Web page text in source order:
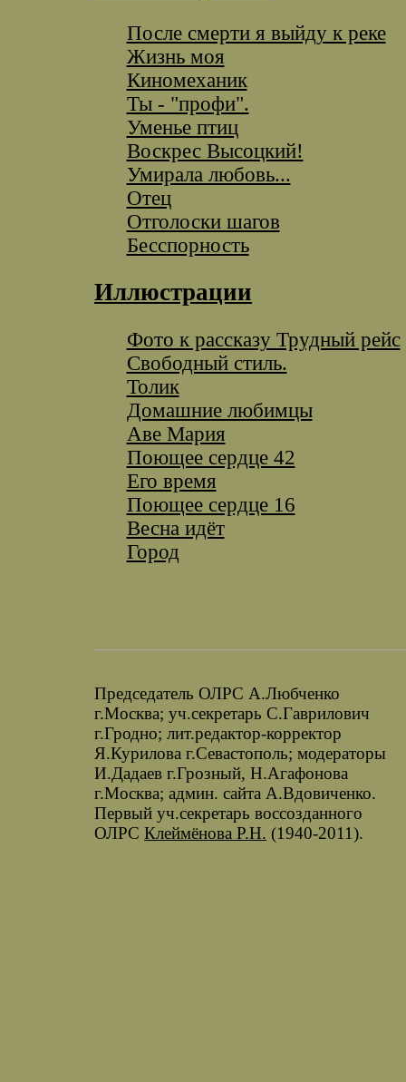
После смерти я выйду к реке
Жизнь моя
Киномеханик
Ты - "профи".
Уменье птиц
Воскрес Высоцкий!
Умирала любовь...
Отец
Отголоски шагов
Бесспорность
Иллюстрации
Фото к рассказу Трудный рейс
Свободный стиль.
Толик
Домашние любимцы
Аве Мария
Поющее сердце 42
Его время
Поющее сердце 16
Весна идёт
Город
Председатель ОЛРС А.Любченко
г.Москва; уч.секретарь С.Гаврилович
г.Гродно; лит.редактор-корректор
Я.Курилова г.Севастополь; модераторы
И.Дадаев г.Грозный, Н.Агафонова
г.Москва; админ. сайта А.Вдовиченко.
Первый уч.секретарь воссозданного
ОЛРС Клеймёнова Р.Н. (1940-2011).